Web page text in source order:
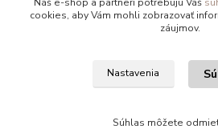
info@kvalitnaBielizen.sk
Copyright ©
cookies, aby Vám mohli zobrazovať
záujmov.
Nastavenia
Súhlas môžete